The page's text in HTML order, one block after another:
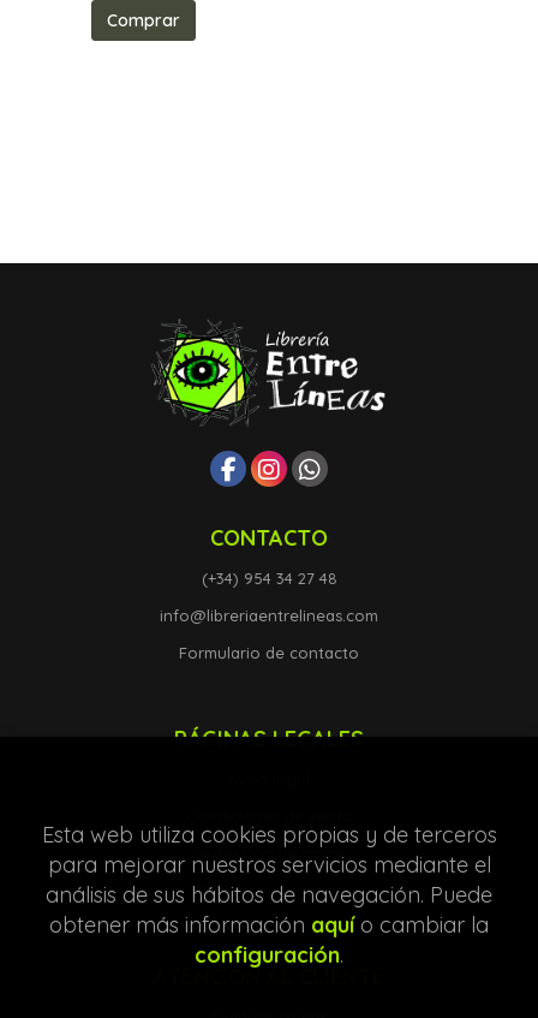
Comprar
CONTACTO
(+34) 954 34 27 48
info@libreriaentrelineas.com
Formulario de contacto
PÁGINAS LEGALES
Protección de datos
Política de Cookies
ATENCIÓN AL CLIENTE
Esta web utiliza cookies propias y de terceros
para mejorar nuestros servicios mediante el
análisis de sus hábitos de navegación. Puede
obtener más información aquío cambiar la
configuración.